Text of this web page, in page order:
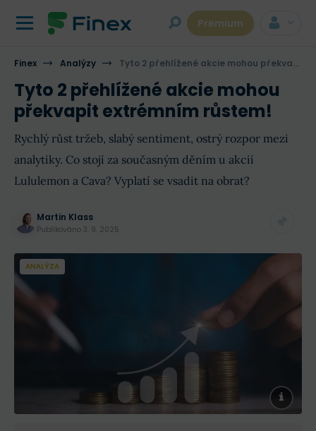
Premium
Finex Analýzy Tyto 2 přehlížené akcie mohou překvapit extrémním růstem!
Tyto 2 přehlížené akcie mohou
překvapit extrémním růstem!
Rychlý růst tržeb, slabý sentiment, ostrý rozpor mezi
analytiky. Co stojí za současným děním u akcií
Lululemon a Cava? Vyplatí se vsadit na obrat?
Martin Klass
Publikováno 3. 9. 2025
ANALÝZA